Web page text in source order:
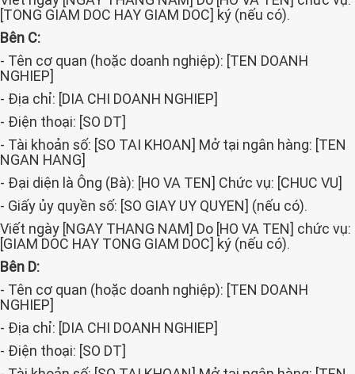
[TONG GIAM DOC HAY GIAM DOC] ký (nếu có).
Bên C:
- Tên cơ quan (hoặc doanh nghiệp): [TEN DOANH
NGHIEP]
- Địa chỉ: [DIA CHI DOANH NGHIEP]
- Điện thoại: [SO DT]
- Tài khoản số: [SO TAI KHOAN] Mở tại ngân hàng: [TEN
NGAN HANG]
- Đại diện là Ông (Bà): [HO VA TEN] Chức vụ: [CHUC VU]
- Giấy ủy quyền số: [SO GIAY UY QUYEN] (nếu có).
Viết ngày [NGAY THANG NAM] Do [HO VA TEN] chức vụ:
[GIAM DOC HAY TONG GIAM DOC] ký (nếu có).
Bên D:
- Tên cơ quan (hoặc doanh nghiệp): [TEN DOANH
NGHIEP]
- Địa chỉ: [DIA CHI DOANH NGHIEP]
- Điện thoại: [SO DT]